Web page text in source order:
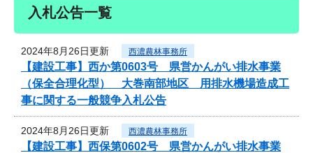
入札公告一覧
2024年8月26日更新 西濃農林事務所
【建設工事】西か第0603号 県営かんがい排水事業
（保全合理化型） 大巻南部地区 用排水機場造成工
事に関する一般競争入札公告
2024年8月26日更新 西濃農林事務所
【建設工事】西保第0602号 県営かんがい排水事業